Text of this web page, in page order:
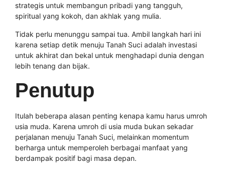
strategis untuk membangun pribadi yang tangguh,
spiritual yang kokoh, dan akhlak yang mulia.
Tidak perlu menunggu sampai tua. Ambil langkah hari ini
karena setiap detik menuju Tanah Suci adalah investasi
untuk akhirat dan bekal untuk menghadapi dunia dengan
lebih tenang dan bijak.
Penutup
Itulah beberapa alasan penting kenapa kamu harus umroh
usia muda. Karena umroh di usia muda bukan sekadar
perjalanan menuju Tanah Suci, melainkan momentum
berharga untuk memperoleh berbagai manfaat yang
berdampak positif bagi masa depan.